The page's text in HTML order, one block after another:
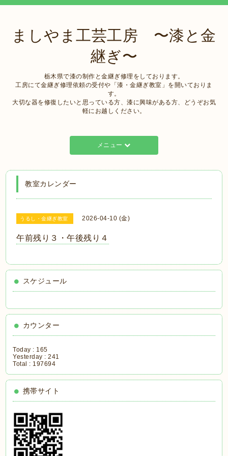
ましやま工芸工房 〜漆と金
継ぎ〜
栃木県で漆の制作と金継ぎ修理をしております。
工房にて金継ぎ修理依頼の受付や「漆・金継ぎ教室」を開いておりま
す。
大切な器を修復したいと思っている方、漆に興味がある方、どうぞお気
軽にお越しください。
メニュー
教室カレンダー
うるし・金継ぎ教室 2026-04-10 (金)
午前残り３・午後残り４
スケジュール
カウンター
Today : 165
Yesterday :241
Total : 197694
携帯サイト